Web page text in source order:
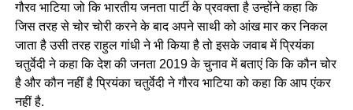
गौरव भाटिया जो कि भारतीय जनता पार्टी के प्रवक्ता है उन्होंने कहा कि
जिस तरह से चोर चोरी करने के बाद अपने साथी को आंख मार कर निकल
जाता है उसी तरह राहुल गांधी ने भी किया है तो इसके जवाब में प्रियंका
चतुर्वेदी ने कहा कि देश की जनता 2019 के चुनाव में बताएं कि कि कौन चोर
है और कौन नहीं है प्रियंका चतुर्वेदी ने गौरव भाटिया को कहा कि आप एंकर
नहीं है.